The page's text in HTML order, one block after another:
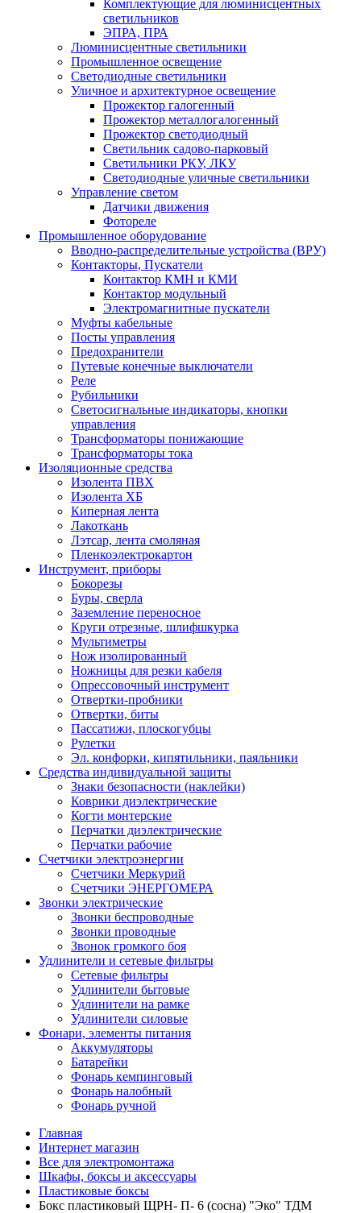
Комплектующие для люминисцентных
светильников
ЭПРА, ПРА
Люминисцентные светильники
Промышленное освещение
Светодиодные светильники
Уличное и архитектурное освещение
Прожектор галогенный
Прожектор металлогалогенный
Прожектор светодиодный
Светильник садово-парковый
Светильники РКУ, ЛКУ
Светодиодные уличные светильники
Управление светом
Датчики движения
Фотореле
Промышленное оборудование
Вводно-распределительные устройства (ВРУ)
Контакторы, Пускатели
Контактор КМН и КМИ
Контактор модульный
Электромагнитные пускатели
Муфты кабельные
Посты управления
Предохранители
Путевые конечные выключатели
Реле
Рубильники
Светосигнальные индикаторы, кнопки
управления
Трансформаторы понижающие
Трансформаторы тока
Изоляционные средства
Изолента ПВХ
Изолента ХБ
Киперная лента
Лакоткань
Лэтсар, лента смоляная
Пленкоэлектрокартон
Инструмент, приборы
Бокорезы
Буры, сверла
Заземление переносное
Круги отрезные, шлифшкурка
Мультиметры
Нож изолированный
Ножницы для резки кабеля
Опрессовочный инструмент
Отвертки-пробники
Отвертки, биты
Пассатижи, плоскогубцы
Рулетки
Эл. конфорки, кипятильники, паяльники
Средства индивидуальной защиты
Знаки безопасности (наклейки)
Коврики диэлектрические
Когти монтерские
Перчатки диэлектрические
Перчатки рабочие
Счетчики электроэнергии
Счетчики Меркурий
Счетчики ЭНЕРГОМЕРА
Звонки электрические
Звонки беспроводные
Звонки проводные
Звонок громкого боя
Удлинители и сетевые фильтры
Сетевые фильтры
Удлинители бытовые
Удлинители на рамке
Удлинители силовые
Фонари, элементы питания
Аккумуляторы
Батарейки
Фонарь кемпинговый
Фонарь налобный
Фонарь ручной
Главная
Интернет магазин
Все для электромонтажа
Шкафы, боксы и аксессуары
Пластиковые боксы
Бокс пластиковый ЩРН- П- 6 (сосна) "Эко" ТДМ